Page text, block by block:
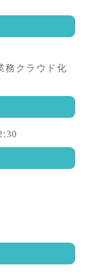
務クラウド化